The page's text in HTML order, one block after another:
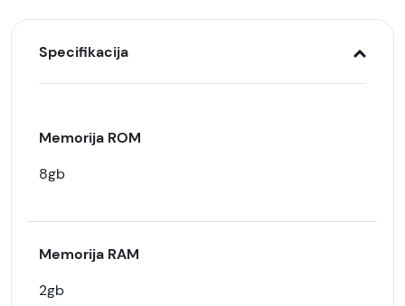
Specifikacija
Memorija ROM
8gb
Memorija RAM
2gb